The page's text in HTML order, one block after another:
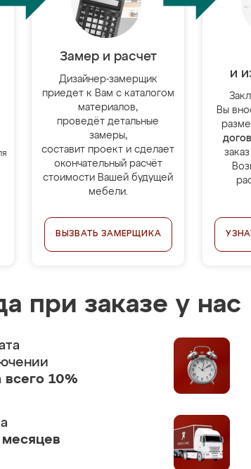
Замер и расчет
Дизайнер-замерщик
приедет к Вам с каталогом
материалов,
проведёт детальные
замеры,
составит проект и сделает
окончательный расчёт
стоимости Вашей будущей
мебели.
ВЫЗВАТЬ ЗАМЕРЩИКА
и
Вы
при заказе у нас
всего 10%
месяцев